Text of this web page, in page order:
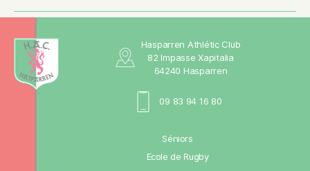
Hasparren Athlétic Club
82 Impasse Xapitalia
64240 Hasparren
09 83 94 16 80
Séniors
Ecole de Rugby